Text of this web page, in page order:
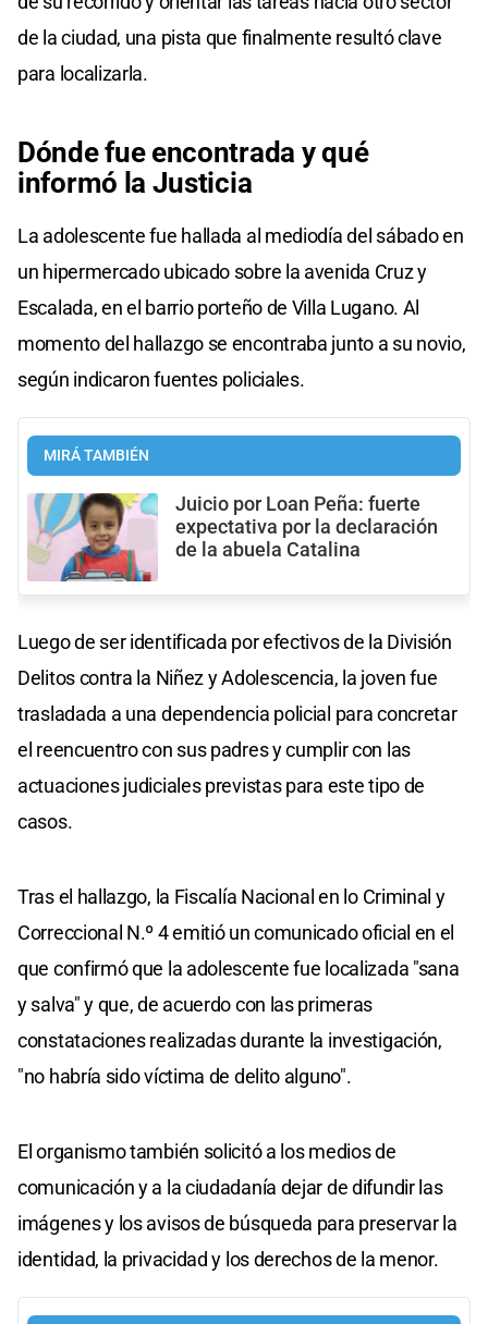
de la ciudad, una pista que finalmente resultó clave
para localizarla.
Dónde fue encontrada y qué
informó la Justicia
La adolescente fue hallada al mediodía del sábado en
un hipermercado ubicado sobre la avenida Cruz y
Escalada, en el barrio porteño de Villa Lugano. Al
momento del hallazgo se encontraba junto a su novio,
según indicaron fuentes policiales.
MIRÁ TAMBIÉN
Juicio por Loan Peña: fuerte
expectativa por la declaración
de la abuela Catalina
Luego de ser identificada por efectivos de la División
Delitos contra la Niñez y Adolescencia, la joven fue
trasladada a una dependencia policial para concretar
el reencuentro con sus padres y cumplir con las
actuaciones judiciales previstas para este tipo de
casos.
Tras el hallazgo, la Fiscalía Nacional en lo Criminal y
Correccional N.º 4 emitió un comunicado oficial en el
que confirmó que la adolescente fue localizada "sana
y salva" y que, de acuerdo con las primeras
constataciones realizadas durante la investigación,
"no habría sido víctima de delito alguno".
El organismo también solicitó a los medios de
comunicación y a la ciudadanía dejar de difundir las
imágenes y los avisos de búsqueda para preservar la
identidad, la privacidad y los derechos de la menor.